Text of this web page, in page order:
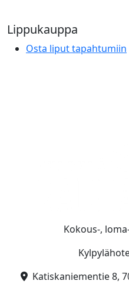
Lippukauppa
Osta liput tapahtumiin
Kokous-,
Katiskaniementie 8,